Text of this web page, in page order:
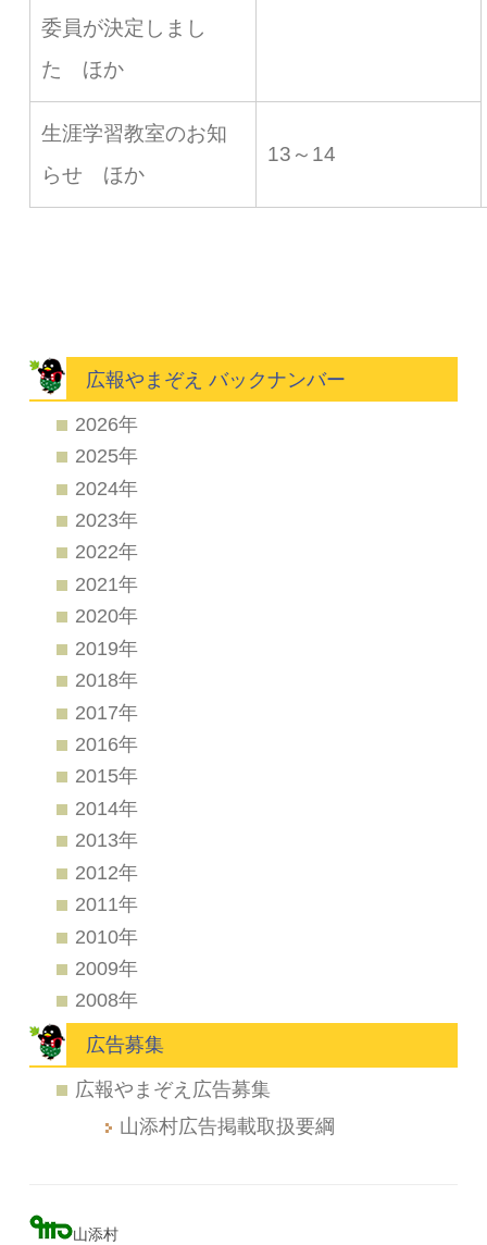
委員が決定しまし
た ほか
生涯学習教室のお知
らせ ほか
13～14
広報やまぞえ バックナンバー
2026年
2025年
2024年
2023年
2022年
2021年
2020年
2019年
2018年
2017年
2016年
2015年
2014年
2013年
2012年
2011年
2010年
2009年
2008年
広告募集
広報やまぞえ広告募集
山添村広告掲載取扱要綱
山添村